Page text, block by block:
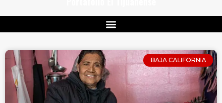
BAJA CALIFORNIA